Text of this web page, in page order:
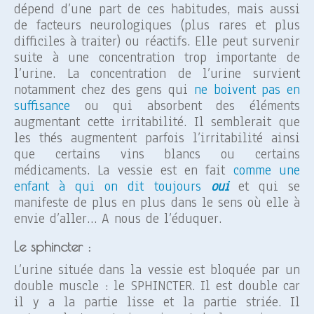
dépend d’une part de ces habitudes, mais aussi
de facteurs neurologiques (plus rares et plus
difficiles à traiter) ou réactifs. Elle peut survenir
suite à une concentration trop importante de
l’urine. La concentration de l’urine survient
notamment chez des gens qui ne boivent pas en
suffisance ou qui absorbent des éléments
augmentant cette irritabilité. Il semblerait que
les thés augmentent parfois l’irritabilité ainsi
que certains vins blancs ou certains
médicaments. La vessie est en fait comme une
enfant à qui on dit toujours ouiet qui se
manifeste de plus en plus dans le sens où elle à
envie d’aller… A nous de l’éduquer.
Le sphincter :
L’urine située dans la vessie est bloquée par un
double muscle : le SPHINCTER. Il est double car
il y a la partie lisse et la partie striée. Il